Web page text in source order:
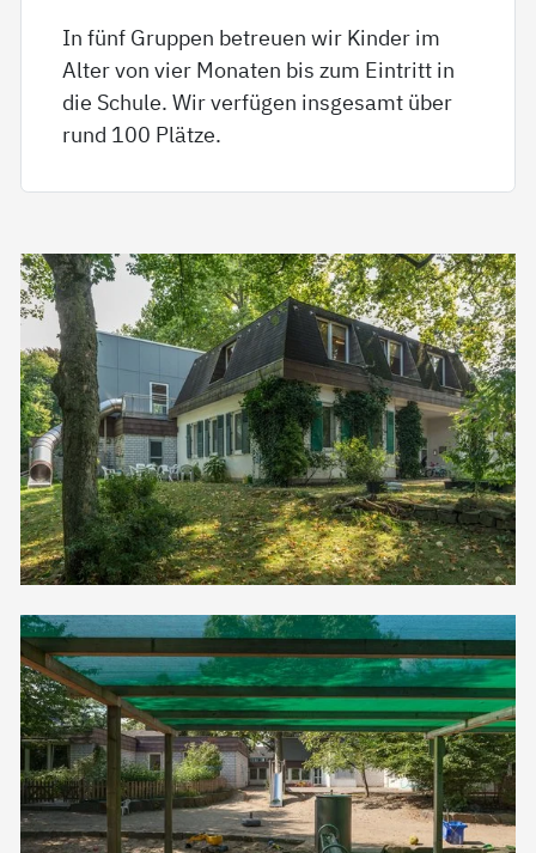
In fünf Gruppen betreuen wir Kinder im
Alter von vier Monaten bis zum Eintritt in
die Schule. Wir verfügen insgesamt über
rund 100 Plätze.